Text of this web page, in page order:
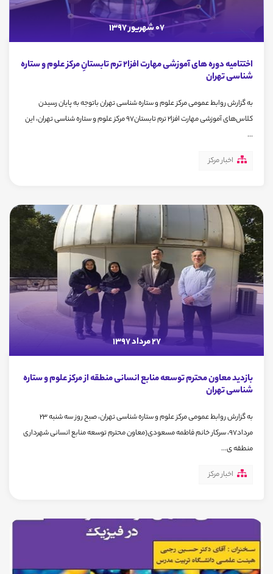
07 شهریور 1397
اختتامیه دوره های آموزشی مهارت افزا2 ترم تابستانِ مرکز علوم و ستاره
شناسی تهران
به گزارش روابط عمومی مرکز علوم و ستاره شناسی تهران باتوجه به پایان رسیدن
کلاس‌های آموزشی مهارت افزا2 ترم تابستان97 مرکز علوم و ستاره شناسی تهران، این
...
اخبار مرکز
27 مرداد 1397
بازدید معاون محترم توسعه منابع انسانی منطقه از مرکز علوم و ستاره
شناسی تهران
به گزارش روابط عمومی مرکز علوم و ستاره شناسی تهران، صبح روز سه شنبه 23
مرداد97، سرکار خانم فاطمه مسعودی(معاون محترم توسعه منابع انسانی شهرداری
منطقه ی...
اخبار مرکز